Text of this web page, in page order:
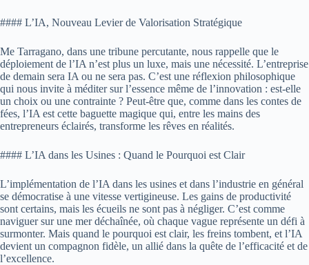
#### L’IA, Nouveau Levier de Valorisation Stratégique
Me Tarragano, dans une tribune percutante, nous rappelle que le
déploiement de l’IA n’est plus un luxe, mais une nécessité. L’entreprise
de demain sera IA ou ne sera pas. C’est une réflexion philosophique
qui nous invite à méditer sur l’essence même de l’innovation : est-elle
un choix ou une contrainte ? Peut-être que, comme dans les contes de
fées, l’IA est cette baguette magique qui, entre les mains des
entrepreneurs éclairés, transforme les rêves en réalités.
#### L’IA dans les Usines : Quand le Pourquoi est Clair
L’implémentation de l’IA dans les usines et dans l’industrie en général
se démocratise à une vitesse vertigineuse. Les gains de productivité
sont certains, mais les écueils ne sont pas à négliger. C’est comme
naviguer sur une mer déchaînée, où chaque vague représente un défi à
surmonter. Mais quand le pourquoi est clair, les freins tombent, et l’IA
devient un compagnon fidèle, un allié dans la quête de l’efficacité et de
l’excellence.